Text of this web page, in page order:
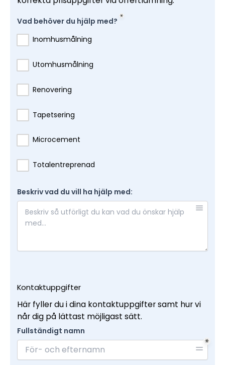
Vad behöver du hjälp med?
Inomhusmålning
Utomhusmålning
Renovering
Tapetsering
Microcement
Totalentreprenad
Beskriv vad du vill ha hjälp med:
Kontaktuppgifter
Här fyller du i dina kontaktuppgifter samt hur vi
når dig på lättast möjligast sätt.
Fullständigt namn